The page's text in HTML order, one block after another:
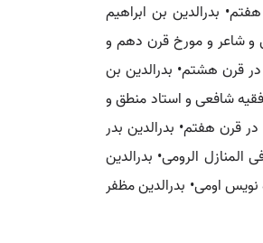
بدرالدین بن ابراهیم
و شاعر و مورخ قرن دهم و
قرن هشتم• بدرالدین بن
شافعی و استاد منطق و
قرن هفتم• بدرالدین بدر
الرومی• بدرالدین
اومی• بدرالدین مظفر